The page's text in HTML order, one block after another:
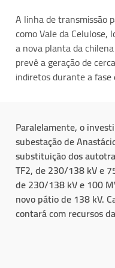
A linha de transmissão
como Vale da
a nova planta da
prevê a geração de
indiretos durante a fase
Paralelamente, o
subestação de
substituição dos
TF2, de 230/138 kV e
de 230/138 kV e 100
novo pátio de 138 kV.
contará com recursos